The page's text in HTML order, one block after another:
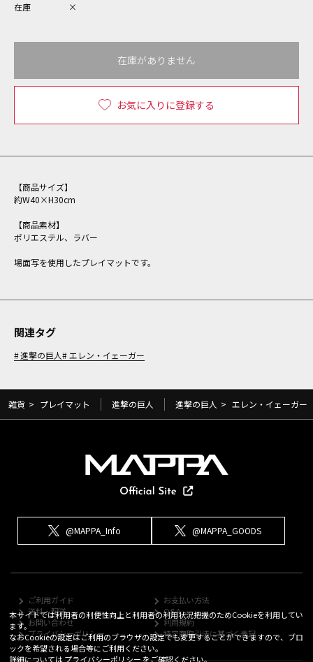
在庫
×
お気に入りに登録する
在庫がありません
【商品サイズ】
約W40×H30cm
【商品素材】
ポリエステル、ラバー
場面写を使用したプレイマットです。
関連タグ
進撃の巨人 エレン・イェーガー
雑貨 > プレイマット 進撃の巨人 進撃の巨人 > エレン・イェーガー
@MAPPA_Info @MAPPA_GOODS
ご利用ガイド
お支払い方法
送料・配送
Q&A
お問い合わせ
利用規約
プライバシーポリシー
特定商取引法に基づく表記
本サイトでは利用者の利便性向上と利用者の利用状況把握のためCookieを利用してい
ます。
なおCookieの設定はご利用のブラウザの設定でも変更することができますので、ブロ
ックを希望される場合等にご利用ください。
詳細についてはプライバシーポリシーをご確認ください。